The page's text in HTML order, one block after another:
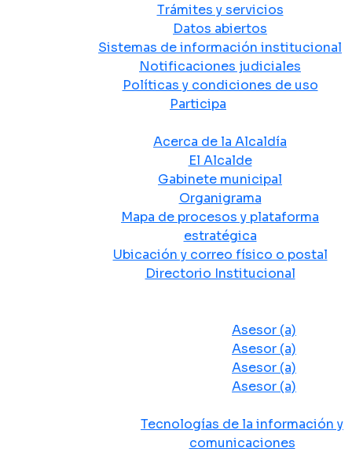
Trámites y servicios
Datos abiertos
Sistemas de información institucional
Notificaciones judiciales
Políticas y condiciones de uso
Participa
Acerca de la Alcaldía
El Alcalde
Gabinete municipal
Organigrama
Mapa de procesos y plataforma
estratégica
Ubicación y correo físico o postal
Directorio Institucional
Asesor (a)
Asesor (a)
Asesor (a)
Asesor (a)
Tecnologías de la información y
comunicaciones